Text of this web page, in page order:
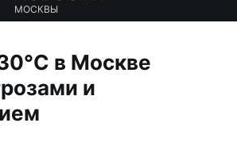
МОСКВЫ
в Москве
и